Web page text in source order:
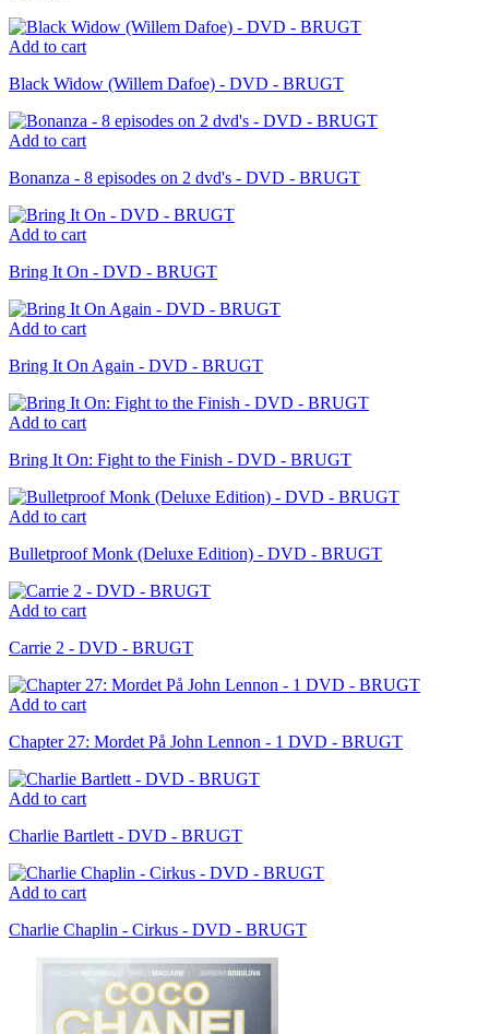
Add to cart
Black Widow (Willem Dafoe) - DVD - BRUGT
Add to cart
Bonanza - 8 episodes on 2 dvd's - DVD - BRUGT
Add to cart
Bring It On - DVD - BRUGT
Add to cart
Bring It On Again - DVD - BRUGT
Add to cart
Bring It On: Fight to the Finish - DVD - BRUGT
Add to cart
Bulletproof Monk (Deluxe Edition) - DVD - BRUGT
Add to cart
Carrie 2 - DVD - BRUGT
Add to cart
Chapter 27: Mordet På John Lennon - 1 DVD - BRUGT
Add to cart
Charlie Bartlett - DVD - BRUGT
Add to cart
Charlie Chaplin - Cirkus - DVD - BRUGT